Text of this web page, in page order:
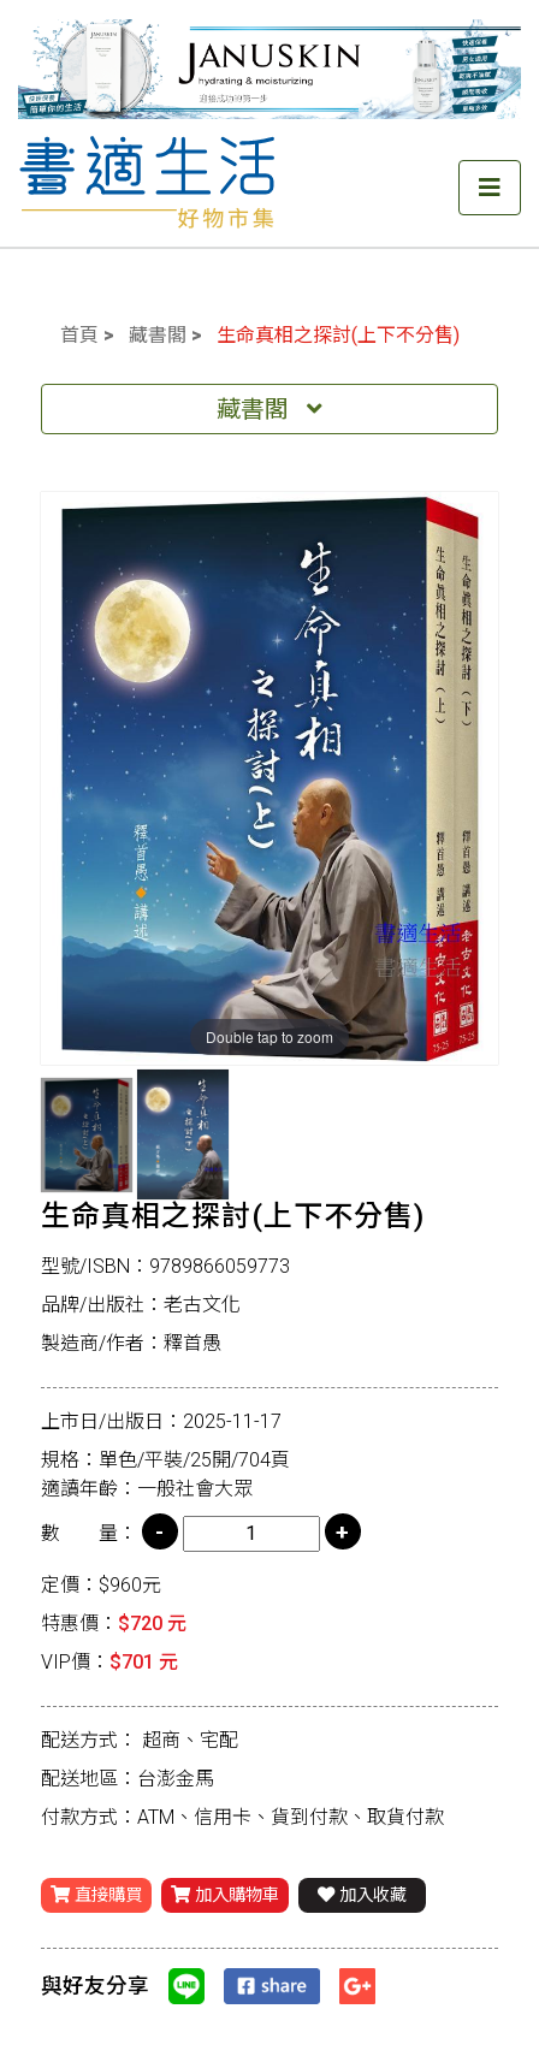
首頁 藏書閣 生命真相之探討(上下不分售)
藏書閣
Double tap to zoom
生命真相之探討(上下不分售)
型號/ISBN：9789866059773
品牌/出版社：老古文化
製造商/作者：釋首愚
上市日/出版日：2025-11-17
規格：單色/平裝/25開/704頁
適讀年齡：一般社會大眾
數 量：
定價：$960元
特惠價： $720 元
VIP價： $701 元
配送方式： 超商、宅配
配送地區：台澎金馬
付款方式：ATM、信用卡、貨到付款、取貨付款
直接購買 加入購物車 加入收藏
與好友分享